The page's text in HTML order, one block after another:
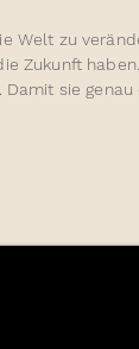
Welt zu
Zukunft
sie